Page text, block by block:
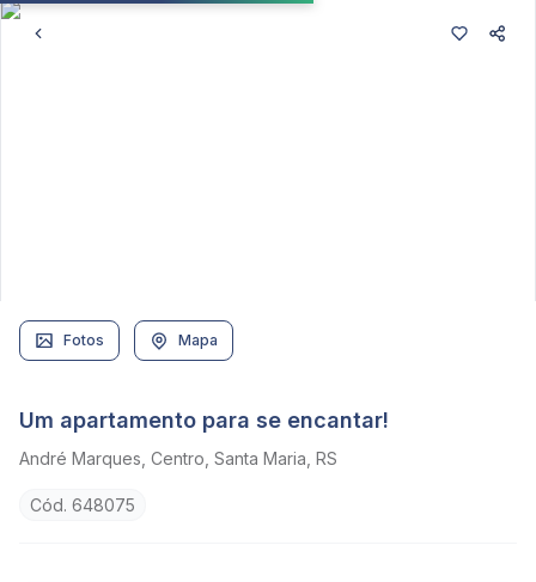
Fotos Mapa
Um apartamento para se encantar!
André Marques, Centro, Santa Maria, RS
Cód. 648075